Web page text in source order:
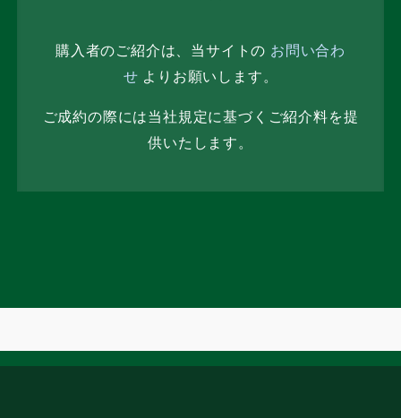
購入者のご紹介は、当サイトの お問い合わ
せ よりお願いします。
ご成約の際には当社規定に基づくご紹介料を提
供いたします。